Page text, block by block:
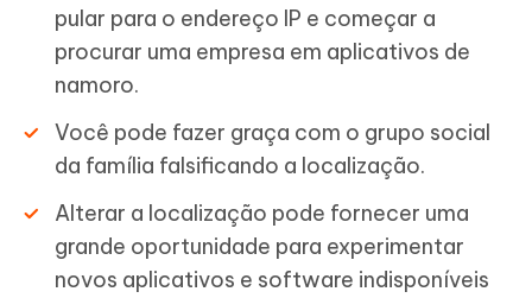
pular para o endereço IP e começar a
procurar uma empresa em aplicativos de
namoro.
Você pode fazer graça com o grupo social
da família falsificando a localização.
Alterar a localização pode fornecer uma
grande oportunidade para experimentar
novos aplicativos e software indisponíveis